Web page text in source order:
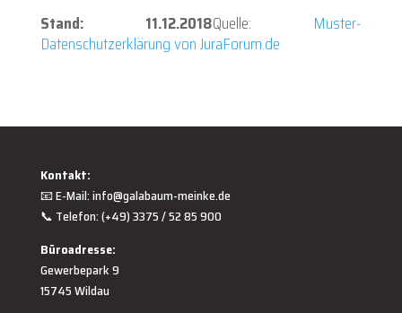
Stand: 11.12.2018Quelle:
Muster-
Datenschutzerklärung von JuraForum.de
Kontakt:
📧 E-Mail:info@galabaum-meinke.de
📞 Telefon: (+49) 3375 / 52 85 900
Büroadresse:
Gewerbepark 9
15745 Wildau